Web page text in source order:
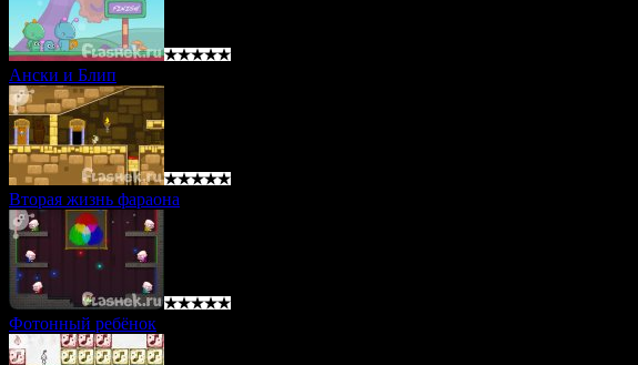
Ански и Блип
Вторая жизнь фараона
Фотонный ребёнок